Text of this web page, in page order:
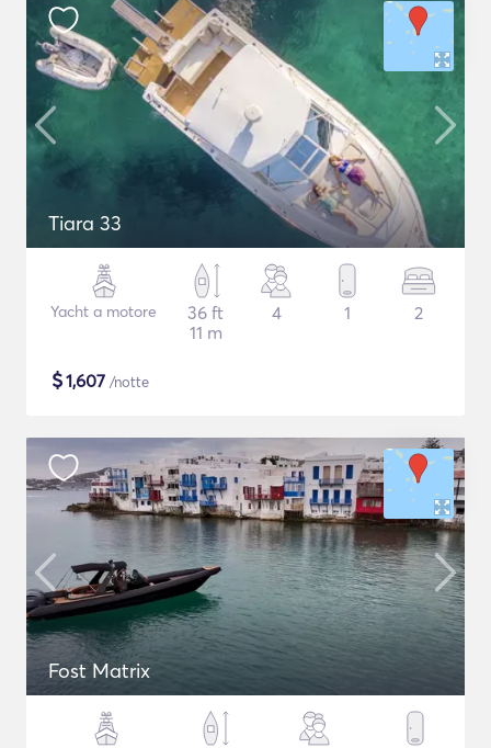
Tiara 33
Yacht a motore
36 ft
11 m
4 1 2
$1,607 /notte
Fost Matrix